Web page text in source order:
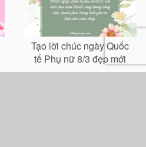
Tạo lời chúc ngày Quốc
tế Phụ nữ 8/3 đẹp mới
nhất